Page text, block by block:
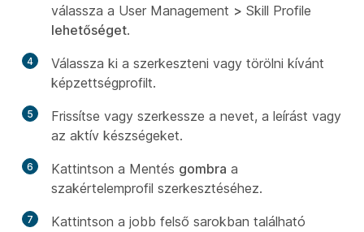
válassza a User Management > Skill Profile
lehetőséget.
4
Válassza ki a szerkeszteni vagy törölni kívánt
képzettségprofilt.
5
Frissítse vagy szerkessze a nevet, a leírást vagy
az aktív készségeket.
6 Kattintson a Mentés gombra a
szakértelemprofil szerkesztéséhez.
7
Kattintson a jobb felső sarokban található